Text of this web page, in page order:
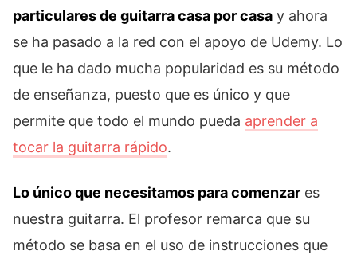
particulares de guitarra casa por casa y ahora
se ha pasado a la red con el apoyo de Udemy. Lo
que le ha dado mucha popularidad es su método
de enseñanza, puesto que es único y que
permite que todo el mundo pueda aprender a
tocar la guitarra rápido.
Lo único que necesitamos para comenzar es
nuestra guitarra. El profesor remarca que su
método se basa en el uso de instrucciones que